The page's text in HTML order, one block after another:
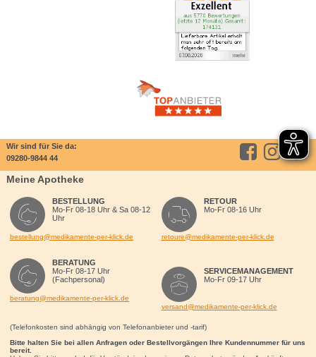
Wir sind für Sie da:
09280-9844 44
Meine Apotheke
BESTELLUNG
Mo-Fr 08-18 Uhr & Sa 08-12
Uhr
bestellung@medikamente-per-klick.de
BERATUNG
Mo-Fr 08-17 Uhr
(Fachpersonal)
beratung@medikamente-per-klick.de
RETOUR
Mo-Fr 08-16 Uhr
retoure@medikamente-per-klick.de
SERVICEMANAGEMENT
Mo-Fr 09-17 Uhr
versand@medikamente-per-klick.de
(Telefonkosten sind abhängig von Telefonanbieter und -tarif)
Bitte halten Sie bei allen Anfragen oder Bestellvorgängen Ihre Kundennummer für uns
bereit.